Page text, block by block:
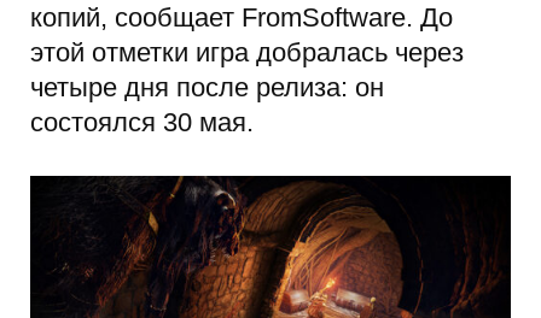
копий, сообщает FromSoftware. До
этой отметки игра добралась через
четыре дня после релиза: он
состоялся 30 мая.